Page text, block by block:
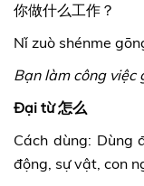
你做什么工作？
Nǐ zuò shénme
Bạn làm công việc
Đại từ 怎么
Cách dùng: Dùng
động, sự vật, con